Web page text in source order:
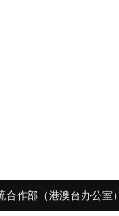
合作部（港澳台办